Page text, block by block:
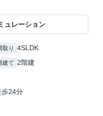
ュレーション
取り 4SLDK
建て 2階建
歩24分